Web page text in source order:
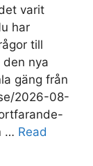
varit
har
till
nya
gäng från
2026-08-
… Read